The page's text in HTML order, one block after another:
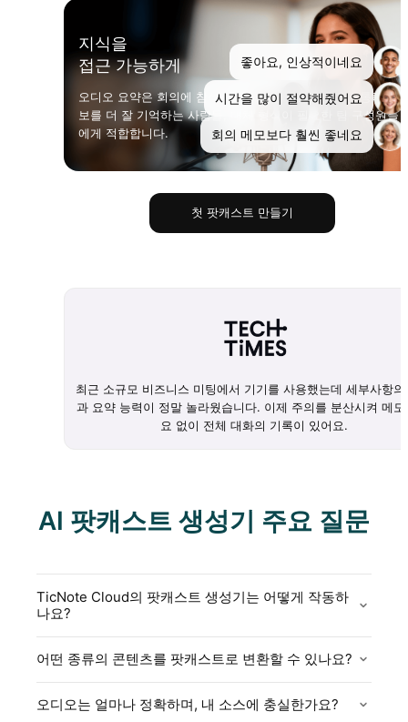
지식을
접근 가능하게
오디오 요약은 회의에 참석할 수 없는 사람들, 듣기를 통해 정
보를 더 잘 기억하는 사람들, 대체 형식이 필요한 팀 구성원들
에게 적합합니다.
좋아요, 인상적이네요
시간을 많이 절약해줬어요
회의 메모보다 훨씬 좋네요
첫 팟캐스트 만들기
최근 소규모 비즈니스 미팅에서 기기를 사용했는데 세부사항
과 요약 능력이 정말 놀라웠습니다. 이제 주의를 분산시켜 메모
요 없이 전체 대화의 기록이 있어요.
AI 팟캐스트 생성기 주요 질문
TicNote Cloud의 팟캐스트 생성기는 어떻게 작동하
나요?
어떤 종류의 콘텐츠를 팟캐스트로 변환할 수 있나요?
오디오는 얼마나 정확하며, 내 소스에 충실한가요?